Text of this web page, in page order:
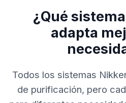
¿Qué
adapta
Todos los sistemas
de purificación, pero